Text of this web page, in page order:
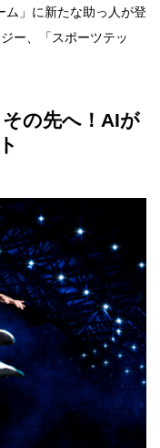
ム」に新たな助っ人が登
ー、「スポーツテッ
の先へ！AIが